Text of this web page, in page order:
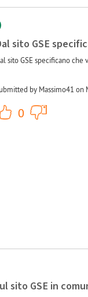
sito GSE
sito GSE specificano
by Massimo41 on
0
sito GSE in